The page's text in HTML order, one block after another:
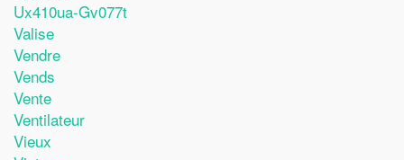
Ux410ua-Gv077t
Valise
Vendre
Vends
Vente
Ventilateur
Vieux